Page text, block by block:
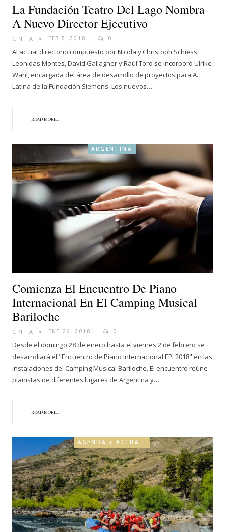
La Fundación Teatro Del Lago Nombra
A Nuevo Director Ejecutivo
CINTIA FEB 5, 2018 0
Al actual directorio compuesto por Nicola y Christoph Schiess,
Leonidas Montes, David Gallagher y Raúl Toro se incorporó Ulrike
Wahl, encargada del área de desarrollo de proyectos para A.
Latina de la Fundación Siemens. Los nuevos…
READ MORE...
ARGENTINA
Comienza El Encuentro De Piano
Internacional En El Camping Musical
Bariloche
CINTIA ENE 26, 2018 0
Desde el domingo 28 de enero hasta el viernes 2 de febrero se
desarrollará el "Encuentro de Piano Internacional EPI 2018" en las
instalaciones del Camping Musical Bariloche. El encuentro reúne
pianistas de diferentes lugares de Argentina y…
READ MORE...